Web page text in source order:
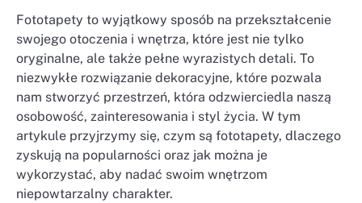
Fototapety to wyjątkowy sposób na przekształcenie
swojego otoczenia i wnętrza, które jest nie tylko
oryginalne, ale także pełne wyrazistych detali. To
niezwykłe rozwiązanie dekoracyjne, które pozwala
nam stworzyć przestrzeń, która odzwierciedla naszą
osobowość, zainteresowania i styl życia. W tym
artykule przyjrzymy się, czym są fototapety, dlaczego
zyskują na popularności oraz jak można je
wykorzystać, aby nadać swoim wnętrzom
niepowtarzalny charakter.